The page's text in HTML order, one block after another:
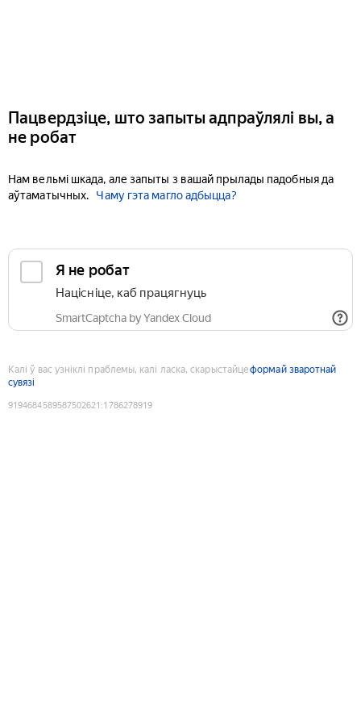
Пацвердзіце, што запыты адпраўлялі вы, а
не робат
Нам вельмі шкада, але запыты з вашай прылады падобныя да
аўтаматычных.
Чаму гэта магло адбыцца?
Я не робат
Націсніце, каб працягнуць
SmartCaptcha by Yandex Cloud
Калі ў вас узніклі праблемы, калі ласка, скарыстайцеформай зваротнай
сувязі
9194684589587502621 :1786278919